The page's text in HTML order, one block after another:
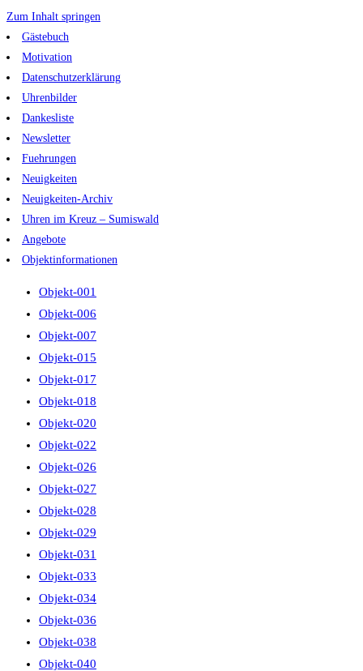
Zum Inhalt springen
Gästebuch
Motivation
Datenschutzerklärung
Uhrenbilder
Dankesliste
Newsletter
Fuehrungen
Neuigkeiten
Neuigkeiten-Archiv
Uhren im Kreuz – Sumiswald
Angebote
Objektinformationen
Objekt-001
Objekt-006
Objekt-007
Objekt-015
Objekt-017
Objekt-018
Objekt-020
Objekt-022
Objekt-026
Objekt-027
Objekt-028
Objekt-029
Objekt-031
Objekt-033
Objekt-034
Objekt-036
Objekt-038
Objekt-040